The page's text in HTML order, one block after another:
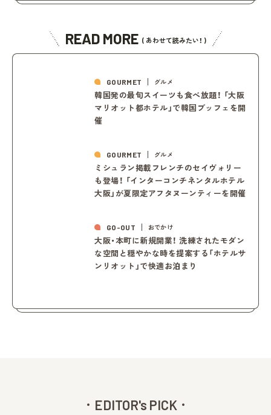
READ MORE ( あわせて読みたい！ )
GOURMET グルメ
韓国発の最旬スイーツも食べ放題！ 「大阪
マリオット都ホテル」で韓国ブッフェを開
催
GOURMET グルメ
ミシュラン掲載フレンチのセイヴォリー
も登場！ 「インターコンチネンタルホテル
大阪」が夏限定アフタヌーンティーを開催
GO-OUT おでかけ
大阪・本町に新規開業！ 洗練されたモダン
な空間と穏やかな時を提案する「ホテルサ
ンリオット」で快適お泊まり
EDITOR's PICK